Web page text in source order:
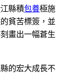
縣積包養極施
貧苦標簽，並
畫出一幅蒼生
的宏大成長不